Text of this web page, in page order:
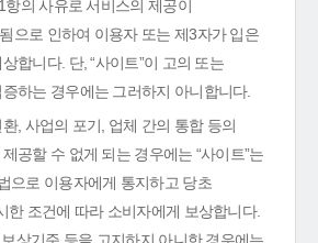
항의 사유로 서비스의 제공이
으로 인하여 이용자 또는 제3자가 입은
합니다. 단, “사이트”이 고의 또는
하는 경우에는 그러하지 아니합니다.
, 사업의 포기, 업체 간의 통합 등의
공할 수 없게 되는 경우에는 “사이트”는
으로 이용자에게 통지하고 당초
한 조건에 따라 소비자에게 보상합니다.